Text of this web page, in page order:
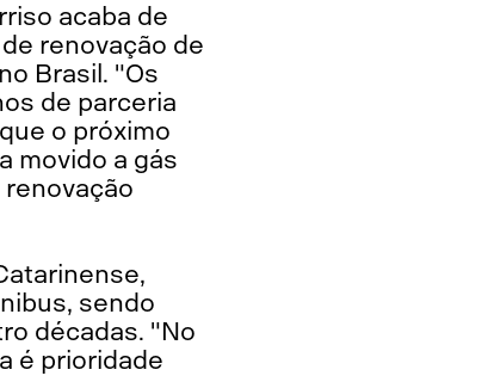
acaba de
renovação de
Brasil. "Os
de parceria
o próximo
movido a gás
sendo
décadas. "No
é prioridade